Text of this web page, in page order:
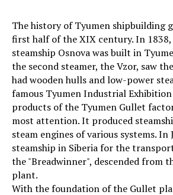
The history of Tyumen shipbuilding
first half of the XIX century. In
steamship Osnova was built in
the second steamer, the Vzor, saw
had wooden hulls and low-power
famous Tyumen Industrial
products of the Tyumen Gullet
most attention. It produced
steam engines of various systems.
steamship in Siberia for the
the "Breadwinner", descended from
plant.
With the foundation of the Gullet